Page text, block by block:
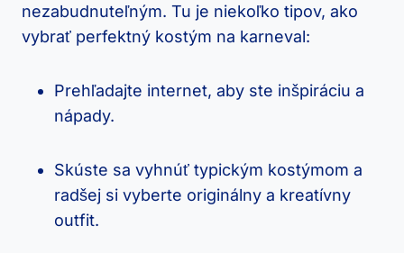
nezabudnuteľným. Tu je niekoľko tipov, ako
vybrať perfektný kostým na karneval:
Prehľadajte internet, aby ste inšpiráciu a
nápady.
Skúste sa vyhnúť typickým kostýmom a
radšej si vyberte originálny a kreatívny
outfit.